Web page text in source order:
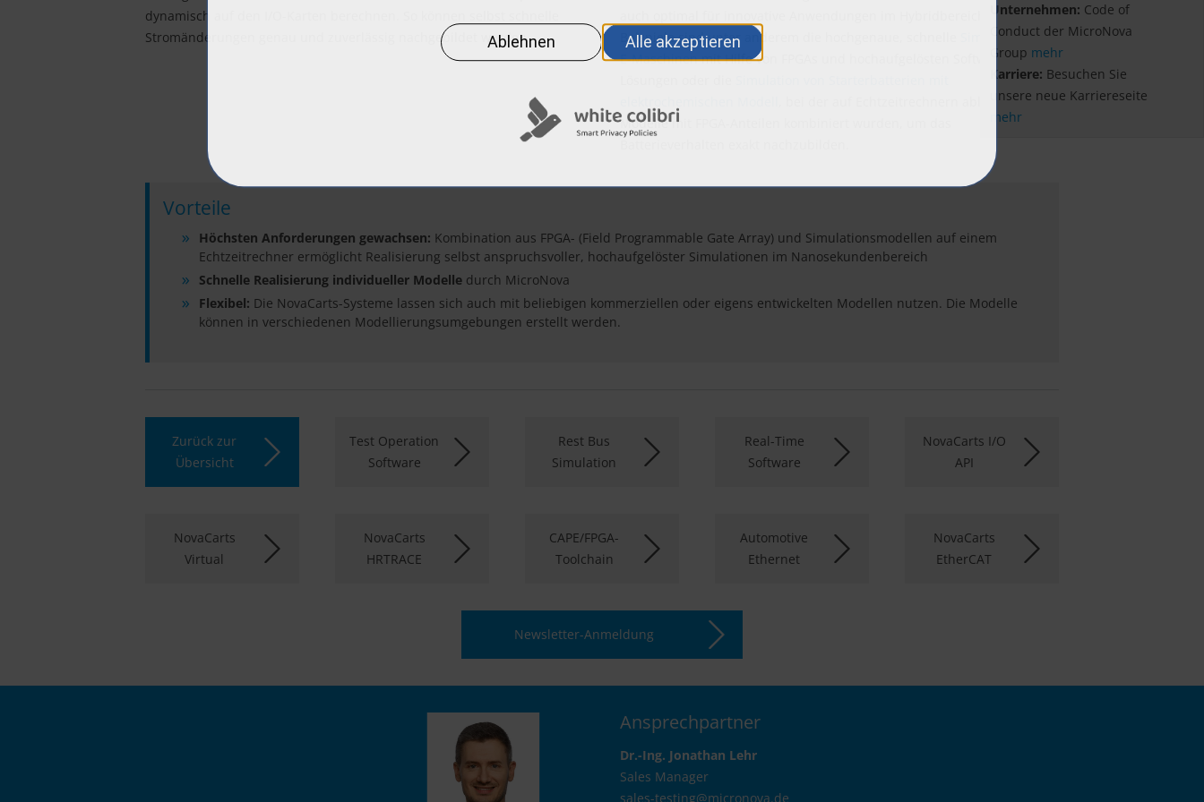
dynamisch auf den I/O-Karten berechnen. So können selbst schnelle
Stromänderungen genau und zuverlässig nachgebildet werden.
auch optimal für innovative Anwendungen im Hybridbereich eignet.
Beispiele sind unter anderem die hochgenaue, schnelle
Simulation von
E-Maschinenmit Hilfe von FPGAs und hochaufgelösten Software-
, bei der auf Echtzeitrechnern ablauffähige
Modelle mit FPGA-Anteilen kombiniert wurden, um das
Vorteile
Höchsten Anforderungen gewachsen: Kombination aus FPGA- (Field Programmable Gate Array) und Simulationsmodellen auf einem
Echtzeitrechner ermöglicht Realisierung selbst anspruchsvoller, hochaufgelöster Simulationen im Nanosekundenbereich
Schnelle Realisierung individueller Modelle durch MicroNova
Flexibel: Die NovaCarts-Systeme lassen sich auch mit beliebigen kommerziellen oder eigens entwickelten Modellen nutzen. Die Modelle
können in verschiedenen Modellierungsumgebungen erstellt werden.
Zurück zur
Übersicht
Test Operation
Software
Rest Bus
Simulation
Real-Time
Software
NovaCarts I/O
API
NovaCarts
Virtual
NovaCarts
HRTRACE
CAPE/FPGA-
Toolchain
Automotive
Ethernet
NovaCarts
EtherCAT
Newsletter-Anmeldung
Ansprechpartner
Dr.-Ing. Jonathan Lehr
Sales Manager
sales-testing@micronova.de
Unternehmen: Code of
Conduct der MicroNova
Group mehr
Karriere: Besuchen Sie
unsere neue Karriereseite
mehr